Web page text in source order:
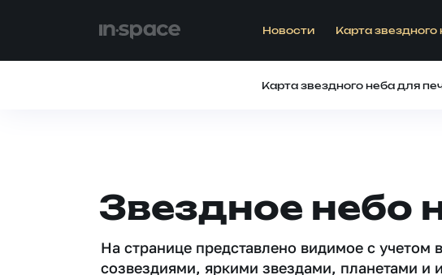
Новости Карта звездного
Карта звездного неба для
Звездное небо
На странице представлено видимое c
созвездиями, яркими звездами, планетами